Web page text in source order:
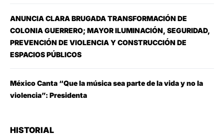
ANUNCIA CLARA BRUGADA TRANSFORMACIÓN DE
COLONIA GUERRERO; MAYOR ILUMINACIÓN, SEGURIDAD,
PREVENCIÓN DE VIOLENCIA Y CONSTRUCCIÓN DE
ESPACIOS PÚBLICOS
México Canta “Que la música sea parte de la vida y no la
violencia”: Presidenta
HISTORIAL